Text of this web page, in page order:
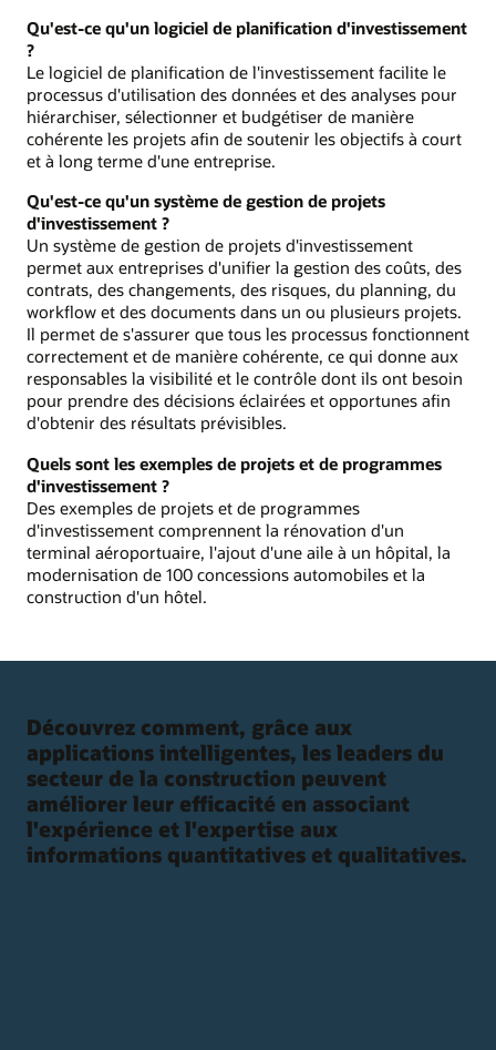
Qu'est-ce qu'un logiciel de planification d'investissement
?
Le logiciel de planification de l'investissement facilite le
processus d'utilisation des données et des analyses pour
hiérarchiser, sélectionner et budgétiser de manière
cohérente les projets afin de soutenir les objectifs à court
et à long terme d'une entreprise.
Qu'est-ce qu'un système de gestion de projets
d'investissement ?
Un système de gestion de projets d'investissement
permet aux entreprises d'unifier la gestion des coûts, des
contrats, des changements, des risques, du planning, du
workflow et des documents dans un ou plusieurs projets.
Il permet de s'assurer que tous les processus fonctionnent
correctement et de manière cohérente, ce qui donne aux
responsables la visibilité et le contrôle dont ils ont besoin
pour prendre des décisions éclairées et opportunes afin
d'obtenir des résultats prévisibles.
Quels sont les exemples de projets et de programmes
d'investissement ?
Des exemples de projets et de programmes
d'investissement comprennent la rénovation d'un
terminal aéroportuaire, l'ajout d'une aile à un hôpital, la
modernisation de 100 concessions automobiles et la
construction d'un hôtel.
Découvrez comment, grâce aux
applications intelligentes, les leaders du
secteur de la construction peuvent
améliorer leur efficacité en associant
l'expérience et l'expertise aux
informations quantitatives et qualitatives.